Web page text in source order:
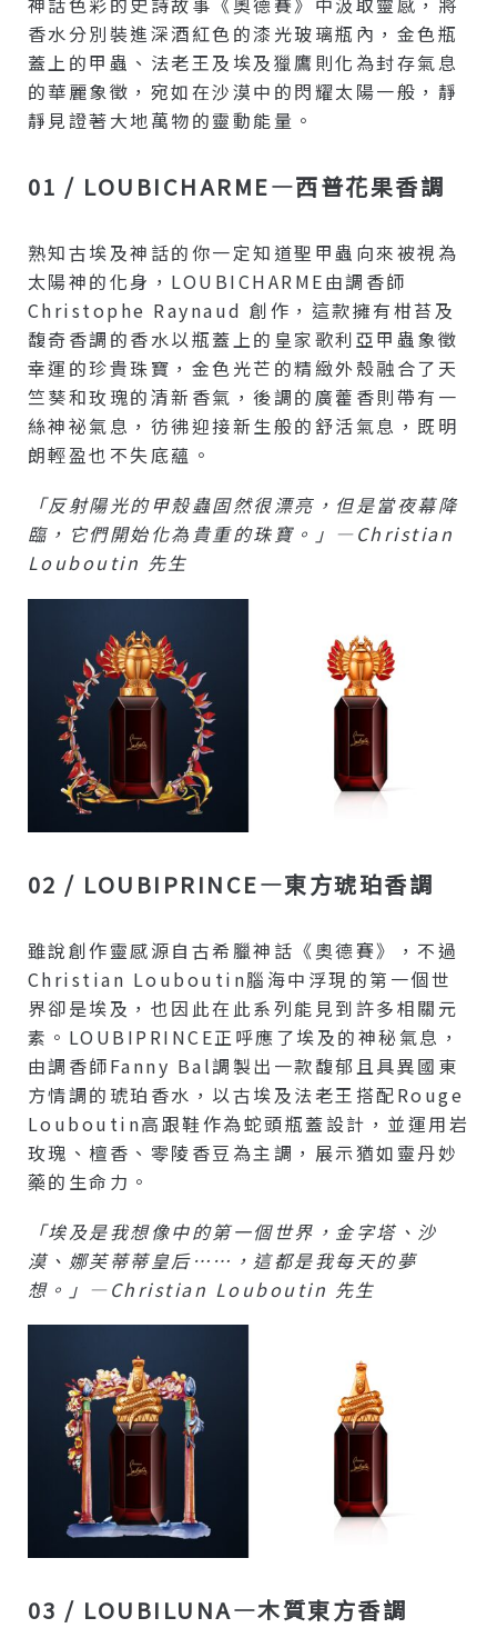
香水分別裝進深酒紅色的漆光玻璃瓶內，金色瓶
蓋上的甲蟲、法老王及埃及獵鷹則化為封存氣息
的華麗象徵，宛如在沙漠中的閃耀太陽一般，靜
靜見證著大地萬物的靈動能量。
01 / LOUBICHARME—西普花果香調
熟知古埃及神話的你一定知道聖甲蟲向來被視為
太陽神的化身，LOUBICHARME由調香師
Christophe Raynaud 創作，這款擁有柑苔及
馥奇香調的香水以瓶蓋上的皇家歌利亞甲蟲象徵
幸運的珍貴珠寶，金色光芒的精緻外殼融合了天
竺葵和玫瑰的清新香氣，後調的廣藿香則帶有一
絲神祕氣息，彷彿迎接新生般的舒活氣息，既明
朗輕盈也不失底蘊。
「反射陽光的甲殼蟲固然很漂亮，但是當夜幕降
臨，它們開始化為貴重的珠寶。」—Christian
Louboutin 先生
02 / LOUBIPRINCE—東方琥珀香調
雖說創作靈感源自古希臘神話《奧德賽》，不過
Christian Louboutin腦海中浮現的第一個世
界卻是埃及，也因此在此系列能見到許多相關元
素。LOUBIPRINCE正呼應了埃及的神秘氣息，
由調香師Fanny Bal調製出一款馥郁且具異國東
方情調的琥珀香水，以古埃及法老王搭配Rouge
Louboutin高跟鞋作為蛇頭瓶蓋設計，並運用岩
玫瑰、檀香、零陵香豆為主調，展示猶如靈丹妙
藥的生命力。
「埃及是我想像中的第一個世界，金字塔、沙
漠、娜芙蒂蒂皇后……，這都是我每天的夢
想。」—Christian Louboutin 先生
03 / LOUBILUNA—木質東方香調